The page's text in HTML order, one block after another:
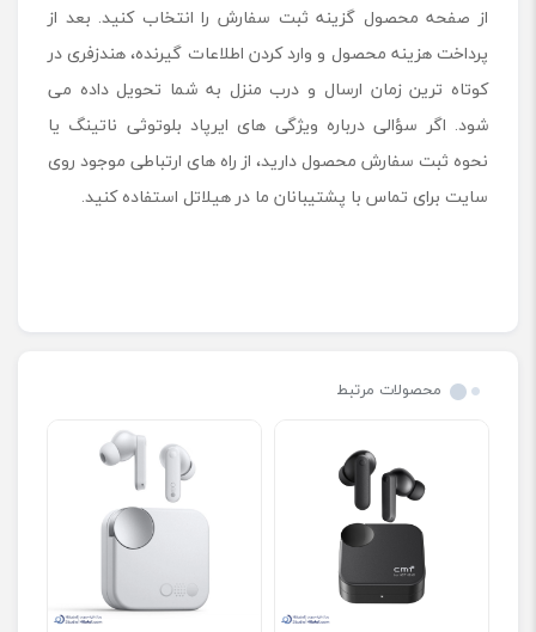
از صفحه محصول گزینه ثبت سفارش را انتخاب کنید. بعد از
پرداخت هزینه محصول و وارد کردن اطلاعات گیرنده، هندزفری در
کوتاه ترین زمان ارسال و درب منزل به شما تحویل داده می
شود. اگر سؤالی درباره ویژگی های ایرپاد بلوتوثی ناتینگ یا
نحوه ثبت سفارش محصول دارید، از راه های ارتباطی موجود روی
سایت برای تماس با پشتیبانان ما در هیلاتل استفاده کنید.
محصولات مرتبط